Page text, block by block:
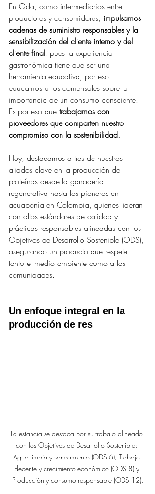
En Oda, como intermediarios entre
productores y consumidores, impulsamos
cadenas de suministro responsables y la
sensibilización del cliente interno y del
cliente final, pues la experiencia
gastronómica tiene que ser una
herramienta educativa, por eso
educamos a los comensales sobre la
importancia de un consumo consciente.
Es por eso que trabajamos con
proveedores que comparten nuestro
compromiso con la sostenibilidad.
Hoy, destacamos a tres de nuestros
aliados clave en la producción de
proteínas desde la ganadería
regenerativa hasta los pioneros en
acuaponía en Colombia, quienes lideran
con altos estándares de calidad y
prácticas responsables alineadas con los
Objetivos de Desarrollo Sostenible (ODS),
asegurando un producto que respete
tanto el medio ambiente como a las
comunidades.
Un enfoque integral en la
producción de res
La estancia se destaca por su trabajo alineado
con los Objetivos de Desarrollo Sostenible:
Agua limpia y saneamiento (ODS 6), Trabajo
decente y crecimiento económico (ODS 8) y
Producción y consumo responsable (ODS 12).